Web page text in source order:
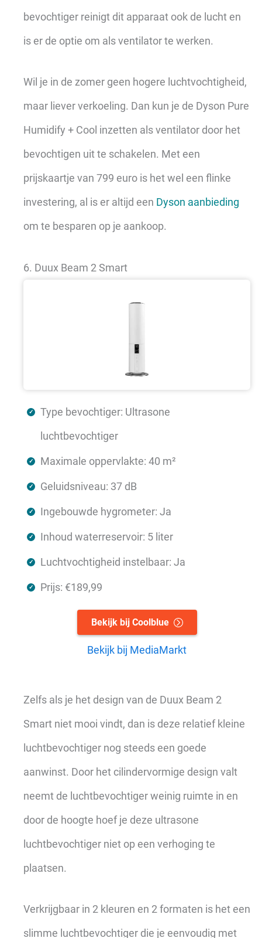
bevochtiger reinigt dit apparaat ook de lucht en
is er de optie om als ventilator te werken.
Wil je in de zomer geen hogere luchtvochtigheid,
maar liever verkoeling. Dan kun je de Dyson Pure
Humidify + Cool inzetten als ventilator door het
bevochtigen uit te schakelen. Met een
prijskaartje van 799 euro is het wel een flinke
investering, al is er altijd een Dyson aanbieding
om te besparen op je aankoop.
6. Duux Beam 2 Smart
Type bevochtiger: Ultrasone
luchtbevochtiger
Maximale oppervlakte: 40 m²
Geluidsniveau: 37 dB
Ingebouwde hygrometer: Ja
Inhoud waterreservoir: 5 liter
Luchtvochtigheid instelbaar: Ja
Prijs: €189,99
Bekijk bij Coolblue
Bekijk bij MediaMarkt
Zelfs als je het design van de Duux Beam 2
Smart niet mooi vindt, dan is deze relatief kleine
luchtbevochtiger nog steeds een goede
aanwinst. Door het cilindervormige design valt
neemt de luchtbevochtiger weinig ruimte in en
door de hoogte hoef je deze ultrasone
luchtbevochtiger niet op een verhoging te
plaatsen.
Verkrijgbaar in 2 kleuren en 2 formaten is het een
slimme luchtbevochtiger die je eenvoudig met